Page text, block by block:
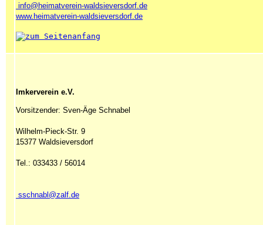
info@heimatverein-waldsieversdorf.de
www.heimatverein-waldsieversdorf.de
Imkerverein e.V.
Vorsitzender: Sven-Äge Schnabel
Wilhelm-Pieck-Str. 9
15377 Waldsieversdorf
Tel.: 033433 / 56014
sschnabl@zalf.de